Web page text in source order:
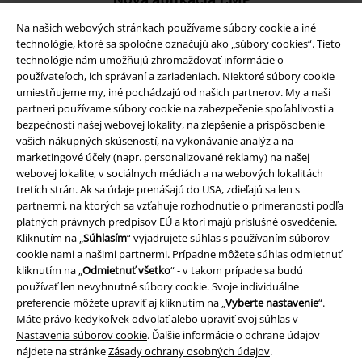
Na našich webových stránkach používame súbory cookie a iné
technológie, ktoré sa spoločne označujú ako „súbory cookies“. Tieto
technológie nám umožňujú zhromažďovať informácie o
používateľoch, ich správaní a zariadeniach. Niektoré súbory cookie
umiestňujeme my, iné pochádzajú od našich partnerov. My a naši
partneri používame súbory cookie na zabezpečenie spoľahlivosti a
bezpečnosti našej webovej lokality, na zlepšenie a prispôsobenie
vašich nákupných skúseností, na vykonávanie analýz a na
marketingové účely (napr. personalizované reklamy) na našej
webovej lokalite, v sociálnych médiách a na webových lokalitách
tretích strán. Ak sa údaje prenášajú do USA, zdieľajú sa len s
partnermi, na ktorých sa vzťahuje rozhodnutie o primeranosti podľa
platných právnych predpisov EÚ a ktorí majú príslušné osvedčenie.
Kliknutím na „Súhlasím“ vyjadrujete súhlas s používaním súborov
cookie nami a našimi partnermi. Prípadne môžete súhlas odmietnuť
kliknutím na „Odmietnuť všetko“ - v takom prípade sa budú
používať len nevyhnutné súbory cookie. Svoje individuálne
preferencie môžete upraviť aj kliknutím na „Vyberte nastavenie“.
Máte právo kedykoľvek odvolať alebo upraviť svoj súhlas v
Nastavenia súborov cookie. Ďalšie informácie o ochrane údajov
nájdete na stránkeZásady ochrany osobných údajov.
funkcie a výhody!
A Warner Music Group Company